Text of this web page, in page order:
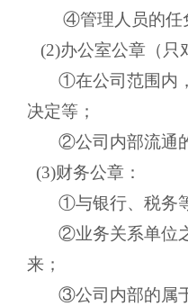
④管理人员的任
(2)办公室公章（只
①在公司范围内，
决定等；
②公司内部流通的
(3)财务公章：
①与银行、税务等
②业务关系单位之
来；
③公司内部的属于